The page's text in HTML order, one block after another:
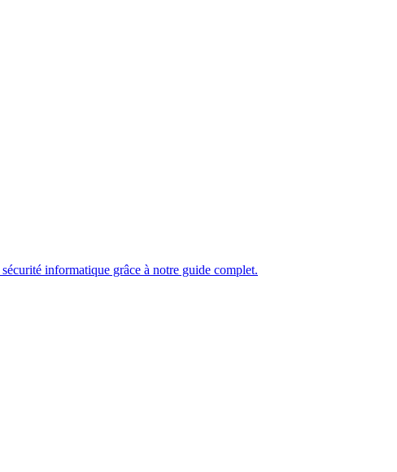
informatique grâce à notre guide complet.